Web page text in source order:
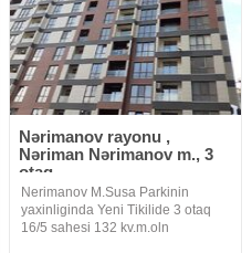
Nərimanov rayonu ,
Nəriman Nərimanov m., 3
otaq
Nerimanov M.Susa Parkinin
yaxinliginda Yeni Tikilide 3 otaq
16/5 sahesi 132 kv.m.oln